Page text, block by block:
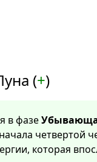
(+)
в фазе
четвертой
которая